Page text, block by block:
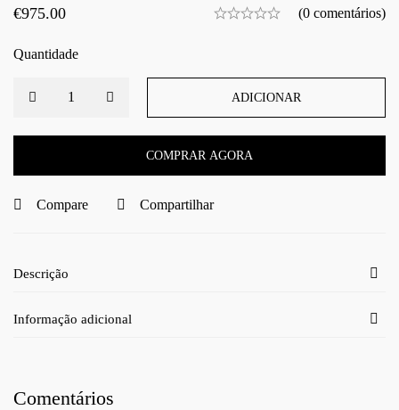
€975.00 (0 comentários)
Quantidade
ADICIONAR
COMPRAR AGORA
Compare Compartilhar
Descrição
Informação adicional
Comentários